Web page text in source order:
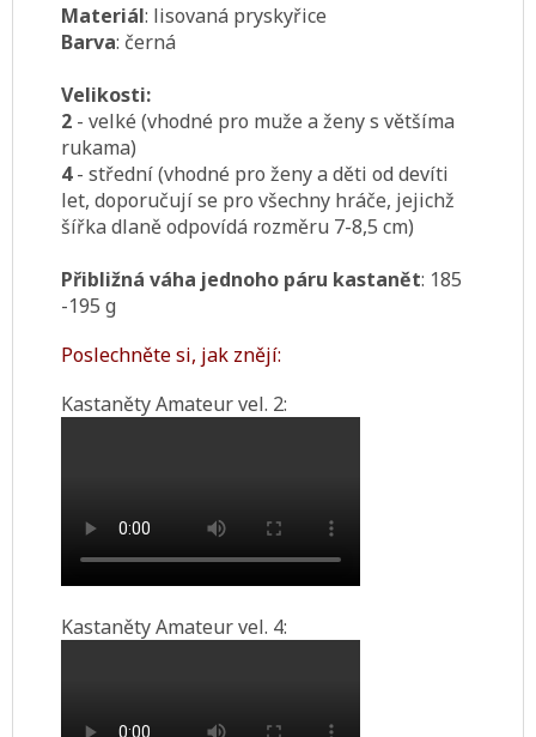
Materiál: lisovaná pryskyřice
Barva: černá
Velikosti:
2 - velké (vhodné pro muže a ženy s většíma
rukama)
4- střední (vhodné pro ženy a děti od devíti
let, doporučují se pro všechny hráče, jejichž
šířka dlaně odpovídá rozměru 7-8,5 cm)
Přibližná váha jednoho páru kastanět: 185
-195 g
Poslechněte si, jak znějí:
Kastaněty Amateur vel. 2:
Kastaněty Amateur vel. 4: